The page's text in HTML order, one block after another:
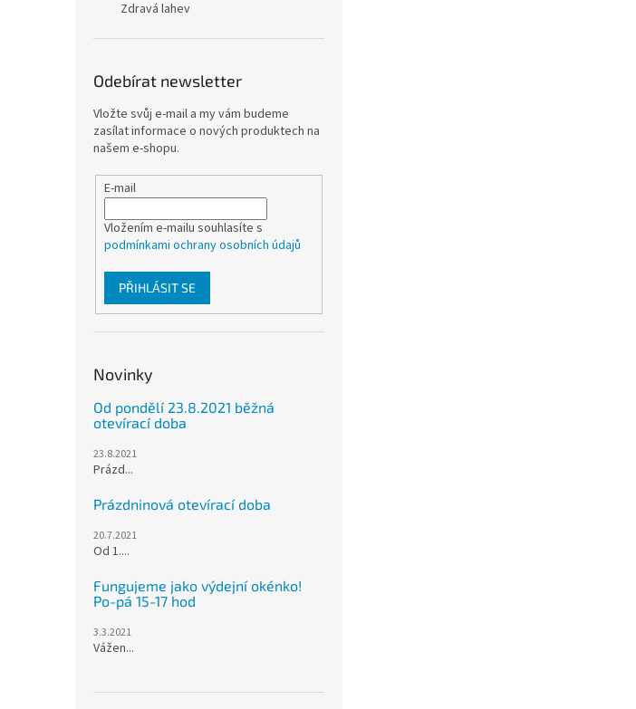
Zdravá lahev
Odebírat newsletter
Vložte svůj e-mail a my vám budeme
zasílat informace o nových produktech na
našem e-shopu.
E-mail
Vložením e-mailu souhlasíte s
podmínkami ochrany osobních údajů
PŘIHLÁSIT SE
Novinky
Od pondělí 23.8.2021 běžná
otevírací doba
23.8.2021
Prázd...
Prázdninová otevírací doba
20.7.2021
Od 1....
Fungujeme jako výdejní okénko!
Po-pá 15-17 hod
3.3.2021
Vážen...